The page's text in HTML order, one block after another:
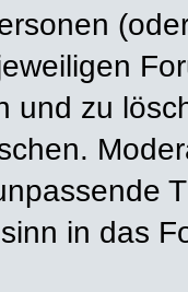
und zu
in das